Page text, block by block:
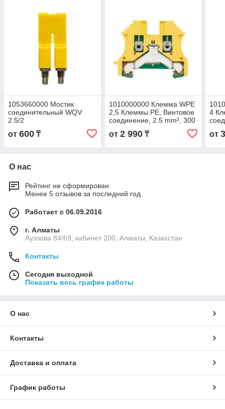
1053660000 Мостик
соединительный WQV
2.5/2
от 600 ₸
1010000000 Клемма WPE
2,5 Клеммы PE, Винтовое
соединение, 2.5 mm², 300
A (2,5 мм²), зеленый/
желтый
от 2 990₸
4
от
О нас
Рейтинг не сформирован
Менее 5 отзывов за последний год
Работает с 06.09.2016
г. Алматы
Ауэзова 84/69, кабинет 200, Алматы, Казахстан
Контакты
Сегодня выходной
Показать весь график работы
О нас
Контакты
Доставка и оплата
График работы